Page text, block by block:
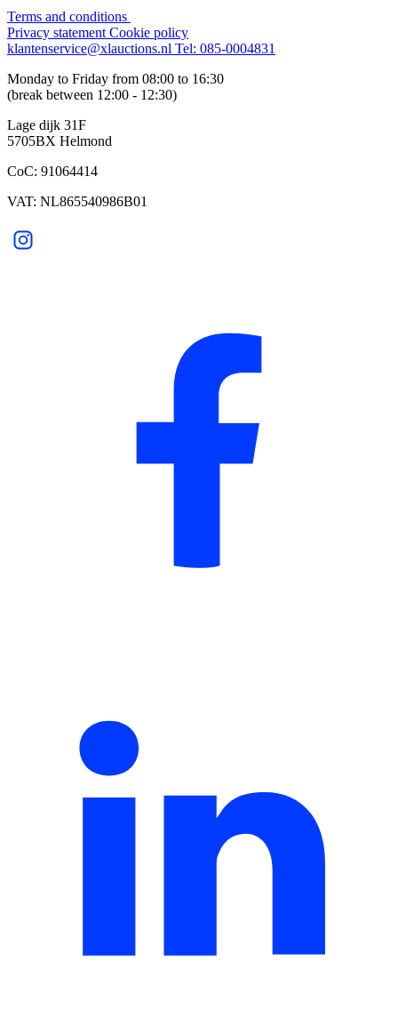
Terms and conditions
Privacy statement Cookie policy
klantenservice@xlauctions.nl Tel: 085-0004831
Monday to Friday from 08:00 to 16:30
(break between 12:00 - 12:30)
Lage dijk 31F
5705BX Helmond
CoC: 91064414
VAT: NL865540986B01